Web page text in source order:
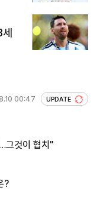
00:47 UPDATE
그것이 협치"
?